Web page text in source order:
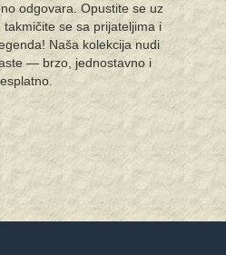
odgovara. Opustite se uz
se sa prijateljima i
Naša kolekcija nudi
— brzo, jednostavno i